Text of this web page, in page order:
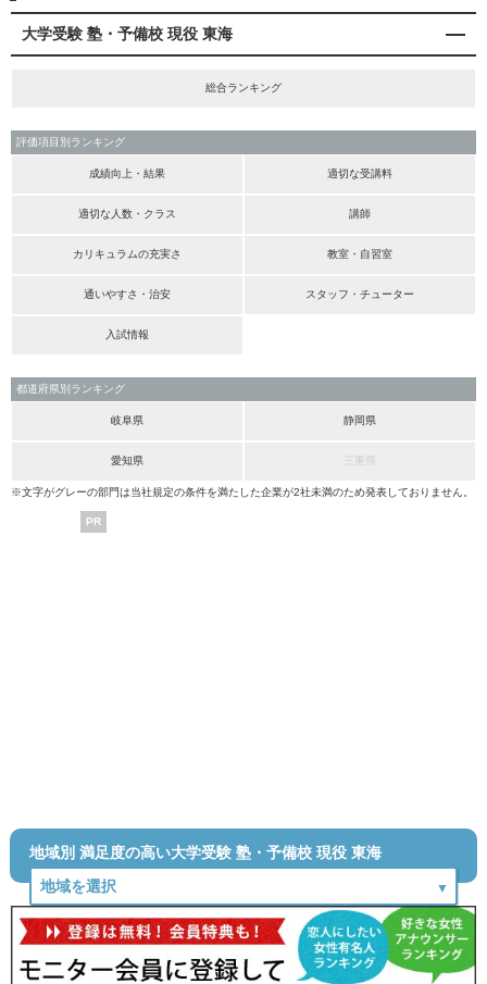
大学受験 塾・予備校 現役 東海
総合ランキング
評価項目別ランキング
成績向上・結果 適切な受講料
適切な人数・クラス 講師
カリキュラムの充実さ 教室・自習室
通いやすさ・治安 スタッフ・チューター
入試情報
都道府県別ランキング
岐阜県 静岡県
愛知県
※文字がグレーの部門は当社規定の条件を満たした企業が2社未満のため発表しておりません。
PR
地域別 満足度の高い大学受験 塾・予備校 現役 東海